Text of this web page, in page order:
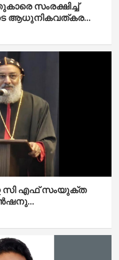
സംരക്ഷിച്ച്
ആധുനികവത്കരണം
സ്പീക്കർ
തുടക്കം